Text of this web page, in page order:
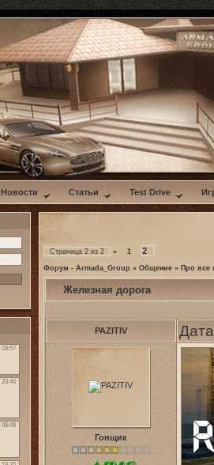
Новости Статьи Test Drive
Страница 2 из 2 « 1 2
Форум - Armada_Group » Общение » Про все
Железная дорога
PAZITIV
Гонщик